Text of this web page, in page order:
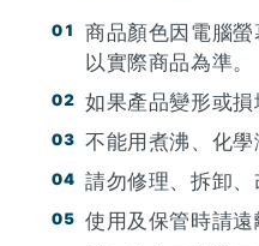
商品顏色因電腦
以實際商品為準。
如果產品變形或損
不能用煮沸、化學
請勿修理、拆卸、
使用及保管時請遠